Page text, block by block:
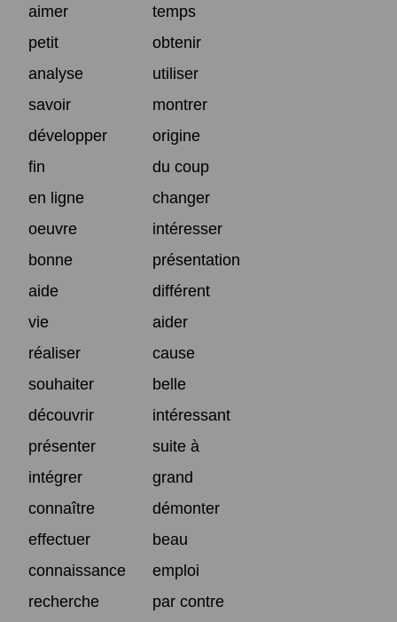
aimer
temps
petit
obtenir
analyse
utiliser
savoir
montrer
développer
origine
fin
du coup
en ligne
changer
oeuvre
intéresser
bonne
présentation
aide
différent
vie
aider
réaliser
cause
souhaiter
belle
découvrir
intéressant
présenter
suite à
intégrer
grand
connaître
démonter
effectuer
beau
connaissance
emploi
recherche
par contre